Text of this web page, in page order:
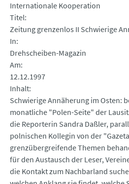
Internationale Kooperation
Titel
Zeitung grenzenlos II Schwierige
In
Drehscheiben-Magazin
Am
12.12.1997
Inhalt
Schwierige Annäherung im Osten:
monatliche "Polen-Seite" der
die Reporterin Sandra Daßler,
polnischen Kollegin von der
grenzübergreifende Themen
für den Austausch der Leser,
die Kontakt zum Nachbarland